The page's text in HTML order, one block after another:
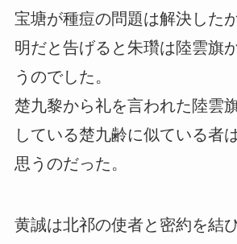
宝塘が種痘の問題は解決した
明だと告げると朱瓚は陸雲旗
うのでした。
楚九黎から礼を言われた陸雲
している楚九齢に似ている者
思うのだった。
黄誠は北祁の使者と密約を結